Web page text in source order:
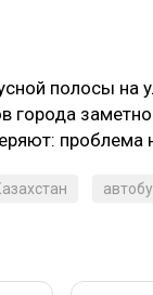
полосы
города
проблема